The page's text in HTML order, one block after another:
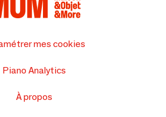
mes cookies
Piano Analytics
À propos